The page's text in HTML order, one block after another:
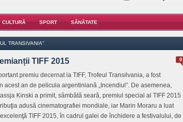
CULTURĂ SPORT SĂNĂTATE
TRANSIVANIA"
0
TIFF 2015
premiu decernat la TIFF, Trofeul Transilvania, a fost
acest an de pelicula argentiniană „Incendiul”. De asemenea,
Kinski a primit, sâmbătă seară, premiul special al TIFF 2015
adusă cinematografiei mondiale, iar Marin Moraru a luat
TIFF 2015, în cadrul galei de închidere a festivalului, de